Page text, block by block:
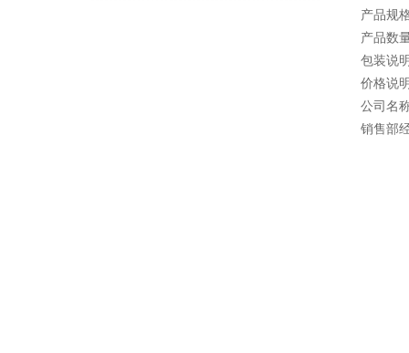
产品规
产品数
包装说
价格说
公司名
销售部